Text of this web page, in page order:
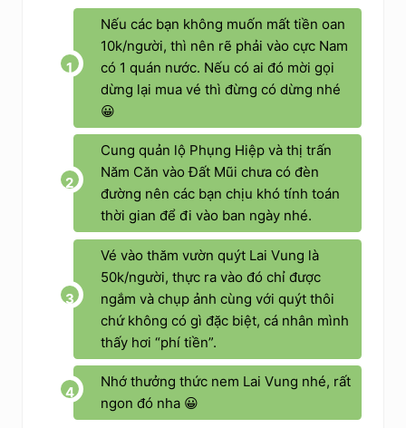
Nếu các bạn không muốn mất tiền oan
10k/người, thì nên rẽ phải vào cực Nam
có 1 quán nước. Nếu có ai đó mời gọi
dừng lại mua vé thì đừng có dừng nhé
😀
Cung quản lộ Phụng Hiệp và thị trấn
Năm Căn vào Đất Mũi chưa có đèn
đường nên các bạn chịu khó tính toán
thời gian để đi vào ban ngày nhé.
Vé vào thăm vườn quýt Lai Vung là
50k/người, thực ra vào đó chỉ được
ngắm và chụp ảnh cùng với quýt thôi
chứ không có gì đặc biệt, cá nhân mình
thấy hơi “phí tiền”.
Nhớ thưởng thức nem Lai Vung nhé, rất
ngon đó nha 😀